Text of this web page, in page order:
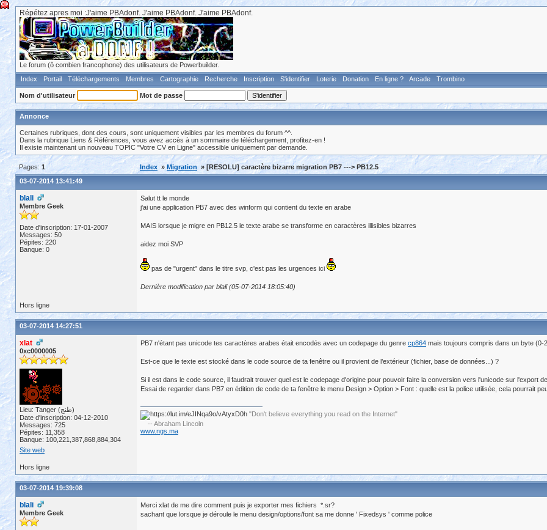
Répétez apres moi :J'aime PBAdonf. J'aime PBAdonf. J'aime PBAdonf.
Le forum (ô combien francophone) des utilisateurs de Powerbuilder.
Index
Portail Téléchargements Membres Cartographie Recherche Inscription S'identifier Loterie Donation En ligne ? Arcade Trombino
Nom d'utilisateur Mot de passe
Annonce
Certaines rubriques, dont des cours, sont uniquement visibles par les membres du forum ^^.
Dans la rubrique Liens & Références, vous avez accès à un sommaire de téléchargement, profitez-en !
Il existe maintenant un nouveau TOPIC "Votre CV en Ligne" accessible uniquement par demande.
Pages: 1 Index » Migration » [RESOLU] caractère bizarre migration PB7 ---> PB12.5
03-07-2014 13:41:49
blali
Membre Geek
Date d'inscription: 17-01-2007
Messages: 50
Pépites: 220
Banque: 0
Salut tt le monde
j'ai une application PB7 avec des winform qui contient du texte en arabe
MAIS lorsque je migre en PB12.5 le texte arabe se transforme en caractères illisibles bizarres
aidez moi SVP
pas de "urgent" dans le titre svp, c'est pas les urgences ici
Dernière modification par blali (05-07-2014 18:05:40)
Hors ligne
03-07-2014 14:27:51
xlat
0xc0000005
Lieu: Tanger (طنج)
Date d'inscription: 04-12-2010
Messages: 725
Pépites: 11,358
Banque: 100,221,387,868,884,304
Site web
PB7 n'étant pas unicode tes caractères arabes était encodés avec un codepage du genre cp864 mais toujours compris dans un byte (0-
Est-ce que le texte est stocké dans le code source de ta fenêtre ou il provient de l’extérieur (fichier, base de données...) ?
Si il est dans le code source, il faudrait trouver quel est le codepage d'origine pour pouvoir faire la conversion vers l'unicode sur l'export
Essai de regarder dans PB7 en édition de code de ta fenêtre le menu Design > Option > Font : quelle est la police utilisée, cela pourrait
"Don't believe everything you read on the Internet"
-- Abraham Lincoln
www.ngs.ma
Hors ligne
03-07-2014 19:39:08
blali
Membre Geek
Merci xlat de me dire comment puis je exporter mes fichiers *.sr?
sachant que lorsque je déroule le menu design/options/font sa me donne ' Fixedsys ' comme police